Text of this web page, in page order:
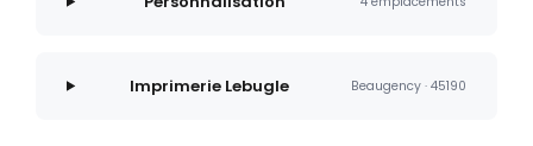
Imprimerie Lebugle Beaugency · 45190